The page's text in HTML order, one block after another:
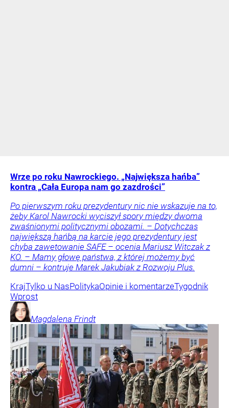
Wrze po roku Nawrockiego. „Największa hańba”
kontra „Cała Europa nam go zazdrości”
Po pierwszym roku prezydentury nic nie wskazuje na to,
żeby Karol Nawrocki wyciszył spory między dwoma
zwaśnionymi politycznymi obozami. – Dotychczas
największą hańbą na karcie jego prezydentury jest
chyba zawetowanie SAFE – ocenia Mariusz Witczak z
KO. – Mamy głowę państwa, z której możemy być
dumni – kontruje Marek Jakubiak z Rozwoju Plus.
KrajTylko u NasPolitykaOpinie i komentarzeTygodnik
Wprost
Magdalena Frindt